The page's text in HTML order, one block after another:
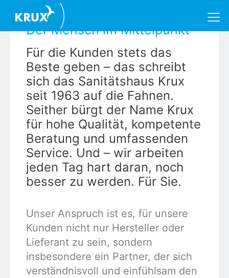
Der Mensch im Mittelpunkt
Für die Kunden stets das
Beste geben – das schreibt
sich das Sanitätshaus Krux
seit 1963 auf die Fahnen.
Seither bürgt der Name Krux
für hohe Qualität, kompetente
Beratung und umfassenden
Service. Und – wir arbeiten
jeden Tag hart daran, noch
besser zu werden. Für Sie.
Unser Anspruch ist es, für unsere
Kunden nicht nur Hersteller oder
Lieferant zu sein, sondern
insbesondere ein Partner, der sich
verständnisvoll und einfühlsam den